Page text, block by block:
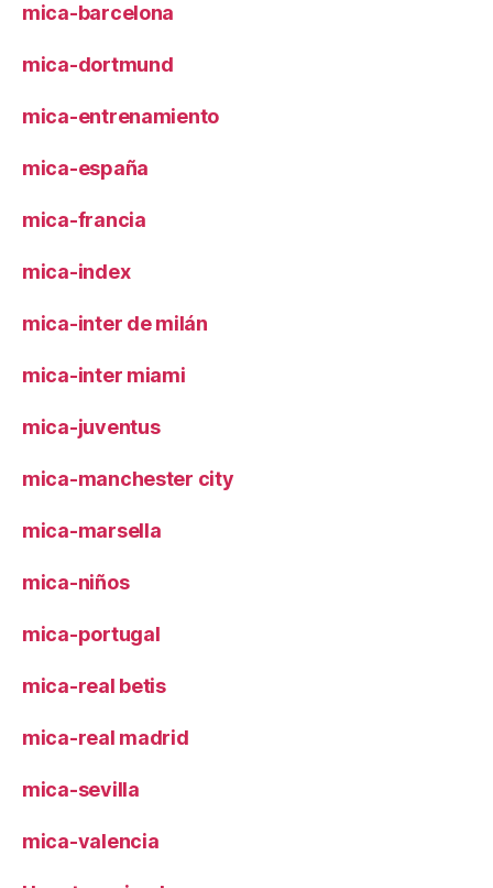
mica-barcelona
mica-dortmund
mica-entrenamiento
mica-españa
mica-francia
mica-index
mica-inter de milán
mica-inter miami
mica-juventus
mica-manchester city
mica-marsella
mica-niños
mica-portugal
mica-real betis
mica-real madrid
mica-sevilla
mica-valencia